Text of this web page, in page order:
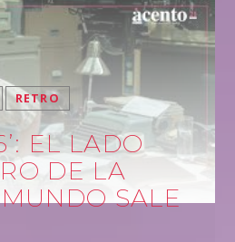
RETRO
EL LADO
DE LA
SALE